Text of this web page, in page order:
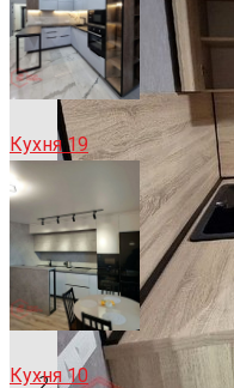
Кухня 19
Кухня 10